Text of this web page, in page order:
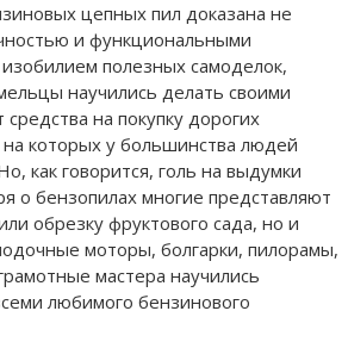
цепных пил доказана не
и функциональными
полезных самоделок,
научились делать своими
на покупку дорогих
на которых у большинства людей
как говорится, голь на выдумки
о бензопилах многие представляют
обрезку фруктового сада, но и
моторы, болгарки, пилорамы,
мастера научились
любимого бензинового